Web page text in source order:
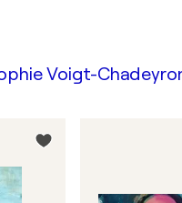
Voigt-